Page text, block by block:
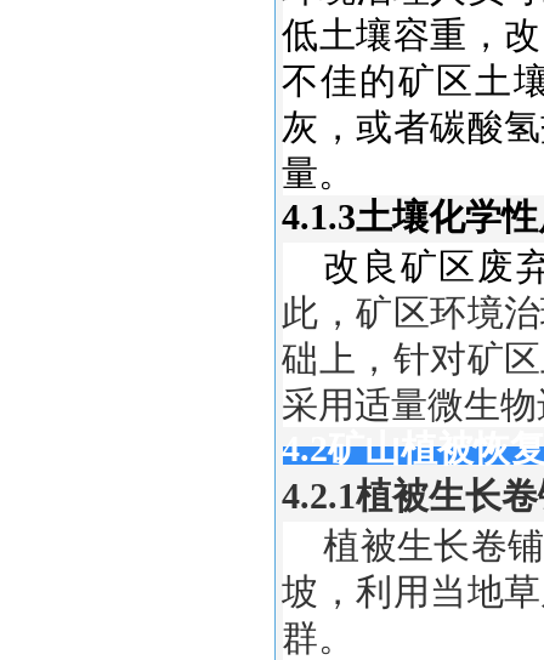
低土壤容重，
不佳的矿区土
灰，或者碳酸
量。
4.1.3土壤化学
改良矿区废
此，矿区环境
础上，针对矿
采用适量微生
4.2矿山植被恢
4.2.1植被生长
植被生长卷
坡，利用当地
群。